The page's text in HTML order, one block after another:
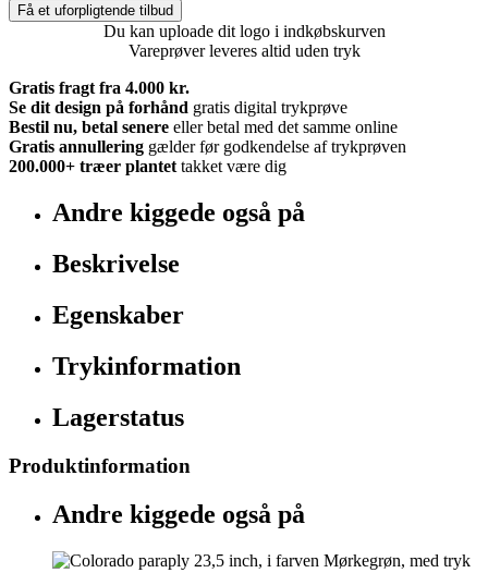
Få et uforpligtende tilbud
Du kan uploade dit logo i indkøbskurven
Vareprøver leveres altid uden tryk
Gratis fragt fra 4.000 kr.
Se dit design på forhånd gratis digital trykprøve
Bestil nu, betal senere eller betal med det samme online
Gratis annullering gælder før godkendelse af trykprøven
200.000+ træer plantet takket være dig
Andre kiggede også på
Beskrivelse
Egenskaber
Trykinformation
Lagerstatus
Produktinformation
Andre kiggede også på